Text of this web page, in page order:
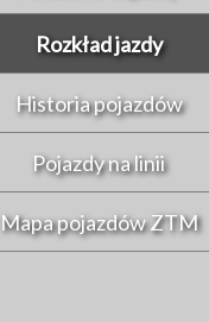
Rozkład jazdy
Historia pojazdów
Pojazdy na linii
Mapa pojazdów ZTM